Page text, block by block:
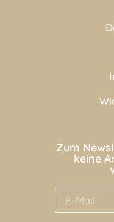
Zum
keine